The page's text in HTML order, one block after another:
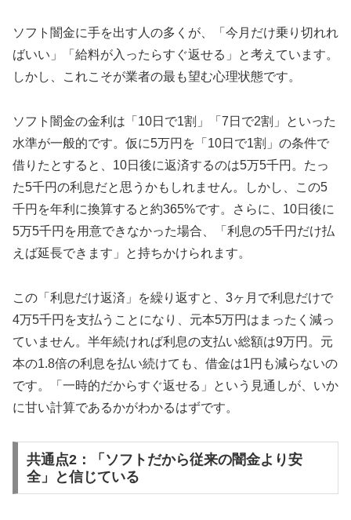
ソフト闇金に手を出す人の多くが、「今月だけ乗り切れれ
ばいい」「給料が入ったらすぐ返せる」と考えています。
しかし、これこそが業者の最も望む心理状態です。
ソフト闇金の金利は「10日で1割」「7日で2割」といった
水準が一般的です。仮に5万円を「10日で1割」の条件で
借りたとすると、10日後に返済するのは5万5千円。たっ
た5千円の利息だと思うかもしれません。しかし、この5
千円を年利に換算すると約365%です。さらに、10日後に
5万5千円を用意できなかった場合、「利息の5千円だけ払
えば延長できます」と持ちかけられます。
この「利息だけ返済」を繰り返すと、3ヶ月で利息だけで
4万5千円を支払うことになり、元本5万円はまったく減っ
ていません。半年続ければ利息の支払い総額は9万円。元
本の1.8倍の利息を払い続けても、借金は1円も減らないの
です。「一時的だからすぐ返せる」という見通しが、いか
に甘い計算であるかがわかるはずです。
共通点2：「ソフトだから従来の闇金より安
全」と信じている